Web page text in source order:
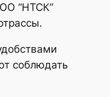
“НТСК”
соблюдать